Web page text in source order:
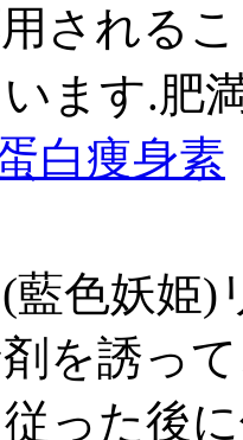
される
ます.肥
白痩身素
藍色妖姫)
を誘っ
った後